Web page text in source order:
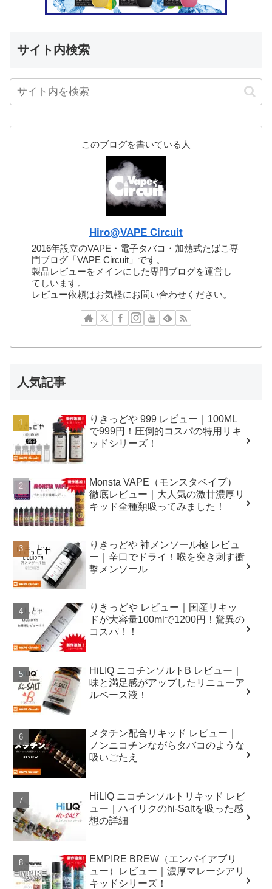
サイト内検索
このブログを書いている人
Hiro@VAPE Circuit
2016年設立のVAPE・電子タバコ・加熱式たばこ専
門ブログ「VAPE Circuit」です。
製品レビューをメインにした専門ブログを運営し
てしいます。
レビュー依頼はお気軽にお問い合わせください。
人気記事
りきっどや 999 レビュー｜100ML
で999円！圧倒的コスパの特用リキ
ッドシリーズ！
Monsta VAPE（モンスタベイプ）
徹底レビュー｜大人気の激甘濃厚リ
キッド全種類吸ってみました！
りきっどや 神メンソール極 レビュ
ー｜辛口でドライ！喉を突き刺す衝
撃メンソール
りきっどや レビュー｜国産リキッ
ドが大容量100mlで1200円！驚異の
コスパ！！
HiLIQ ニコチンソルトB レビュー｜
味と満足感がアップしたリニューア
ルベース液！
メタチン配合リキッド レビュー｜
ノンニコチンながらタバコのような
吸いごたえ
HiLIQ ニコチンソルトリキッド レビ
ュー｜ハイリクのhi-Saltを吸った感
想の詳細
EMPIRE BREW（エンパイアブリ
ュー）レビュー｜濃厚マレーシアリ
キッドシリーズ！